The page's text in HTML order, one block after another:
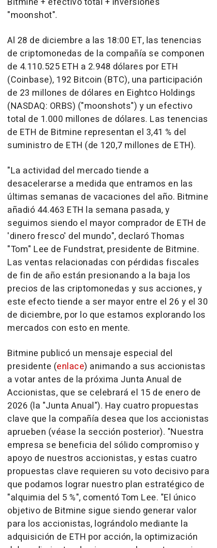
"moonshot".
Al 28 de diciembre a las 18:00 ET, las tenencias
de criptomonedas de la compañía se componen
de 4.110.525 ETH a 2.948 dólares por ETH
(Coinbase), 192 Bitcoin (BTC), una participación
de 23 millones de dólares en Eightco Holdings
(NASDAQ: ORBS) ("moonshots") y un efectivo
total de 1.000 millones de dólares. Las tenencias
de ETH de Bitmine representan el 3,41 % del
suministro de ETH (de 120,7 millones de ETH).
"La actividad del mercado tiende a
desacelerarse a medida que entramos en las
últimas semanas de vacaciones del año. Bitmine
añadió 44.463 ETH la semana pasada, y
seguimos siendo el mayor comprador de ETH de
'dinero fresco' del mundo", declaró Thomas
"Tom" Lee de Fundstrat, presidente de Bitmine.
Las ventas relacionadas con pérdidas fiscales
de fin de año están presionando a la baja los
precios de las criptomonedas y sus acciones, y
este efecto tiende a ser mayor entre el 26 y el 30
de diciembre, por lo que estamos explorando los
mercados con esto en mente.
Bitmine publicó un mensaje especial del
presidente (enlace) animando a sus accionistas
a votar antes de la próxima Junta Anual de
Accionistas, que se celebrará el 15 de enero de
2026 (la "Junta Anual"). Hay cuatro propuestas
clave que la compañía desea que los accionistas
aprueben (véase la sección posterior). "Nuestra
empresa se beneficia del sólido compromiso y
apoyo de nuestros accionistas, y estas cuatro
propuestas clave requieren su voto decisivo para
que podamos lograr nuestro plan estratégico de
"alquimia del 5 %", comentóTom Lee. "El único
objetivo de Bitmine sigue siendo generar valor
para los accionistas, lográndolo mediante la
adquisición de ETH por acción, la optimización